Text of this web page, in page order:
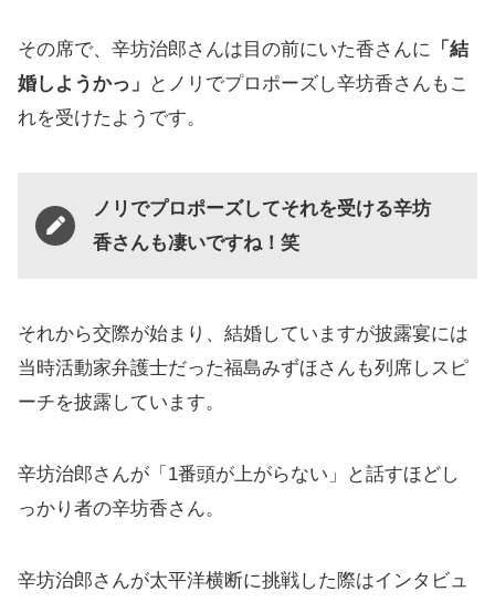
その席で、辛坊治郎さんは目の前にいた香さんに
「結
婚しようかっ」
とノリでプロポーズし辛坊香さんもこ
れを受けたようです。
ノリでプロポーズしてそれを受ける辛坊
香さんも凄いですね！笑
それから交際が始まり、結婚していますが披露宴には
当時活動家弁護士だった福島みずほさんも列席しスピ
ーチを披露しています。
辛坊治郎さんが「1番頭が上がらない」と話すほどし
っかり者の辛坊香さん。
辛坊治郎さんが太平洋横断に挑戦した際はインタビュ